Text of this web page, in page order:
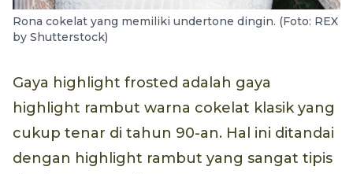
Rona cokelat yang memiliki undertone dingin. (Foto: REX
by Shutterstock)
Gaya highlight frosted adalah gaya
highlight rambut warna cokelat klasik yang
cukup tenar di tahun 90-an. Hal ini ditandai
dengan highlight rambut yang sangat tipis